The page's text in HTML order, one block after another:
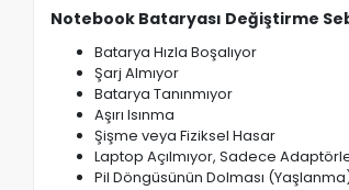
Notebook Bataryası Değiştirme
Batarya Hızla Boşalıyor
Şarj Almıyor
Batarya Tanınmıyor
Aşırı Isınma
Şişme veya Fiziksel Hasar
Laptop Açılmıyor, Sadece
Pil Döngüsünün Dolması